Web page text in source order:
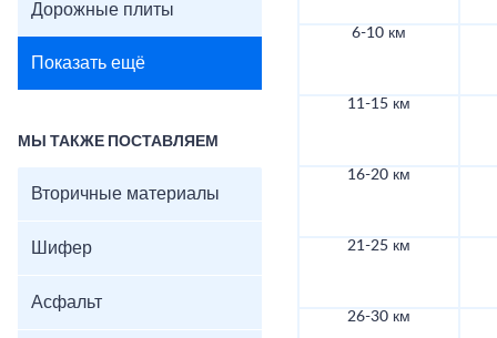
Дорожные плиты
Показать ещё
МЫ ТАКЖЕ ПОСТАВЛЯЕМ
Вторичные материалы
Шифер
Асфальт
6-10 км
11-15 км
16-20 км
21-25 км
26-30 км